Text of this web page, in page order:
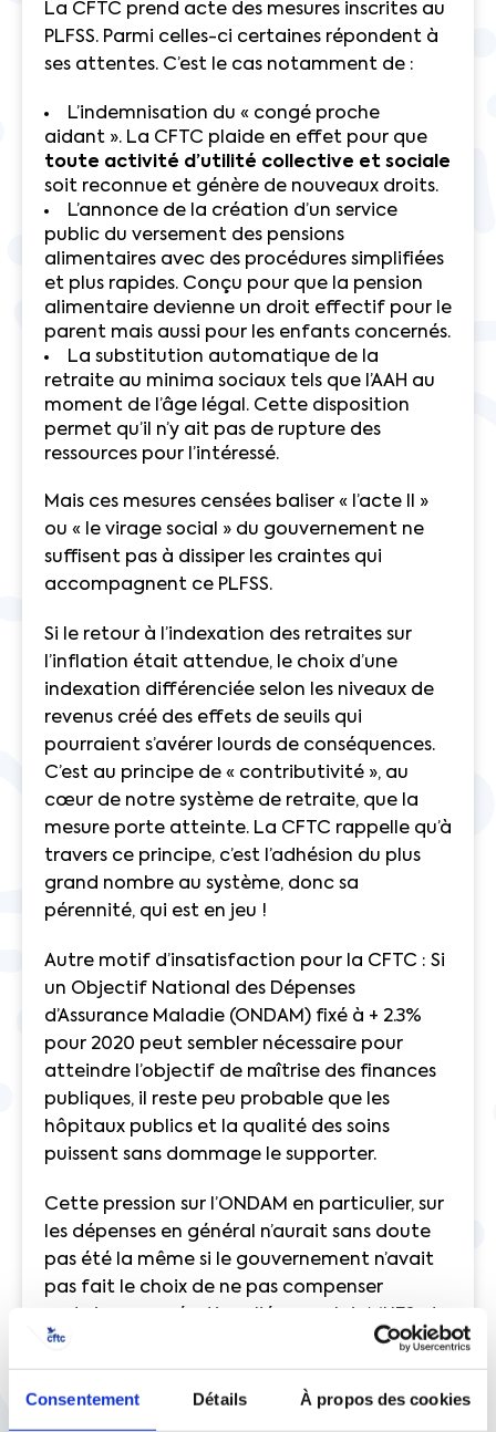
Consentement Détails À propos des cookies
La CFTC prend acte des mesures inscrites au
PLFSS. Parmi celles-ci certaines répondent à
ses attentes. C’est le cas notamment de :
L’indemnisation du « congé proche
aidant ». La CFTC plaide en effet pour que
toute activité d’utilité collective et sociale
soit reconnue et génère de nouveaux droits.
L’annonce de la création d’un service
public du versement des pensions
alimentaires avec des procédures simplifiées
et plus rapides. Conçu pour que la pension
alimentaire devienne un droit effectif pour le
parent mais aussi pour les enfants concernés.
La substitution automatique de la
retraite au minima sociaux tels que l’AAH au
moment de l’âge légal. Cette disposition
permet qu’il n’y ait pas de rupture des
ressources pour l’intéressé.
Mais ces mesures censées baliser « l’acte II »
ou « le virage social » du gouvernement ne
suffisent pas à dissiper les craintes qui
accompagnent ce PLFSS.
Si le retour à l’indexation des retraites sur
l’inflation était attendue, le choix d’une
indexation différenciée selon les niveaux de
revenus créé des effets de seuils qui
pourraient s’avérer lourds de conséquences.
C’est au principe de « contributivité », au
cœur de notre système de retraite, que la
mesure porte atteinte. La CFTC rappelle qu’à
travers ce principe, c’est l’adhésion du plus
grand nombre au système, donc sa
pérennité, qui est en jeu !
Autre motif d’insatisfaction pour la CFTC : Si
un Objectif National des Dépenses
d’Assurance Maladie (ONDAM) fixé à + 2.3%
pour 2020 peut sembler nécessaire pour
atteindre l’objectif de maîtrise des finances
publiques, il reste peu probable que les
hôpitaux publics et la qualité des soins
puissent sans dommage le supporter.
Cette pression sur l’ONDAM en particulier, sur
les dépenses en général n’aurait sans doute
pas été la même si le gouvernement n’avait
pas fait le choix de ne pas compenser
Pacte. Il existe pourtant un principe de
compensation inscrit dans la loi Veil de 1994
qui garantit que toutes les ressources de la
sécurité sociale lui sont bien attribuées.